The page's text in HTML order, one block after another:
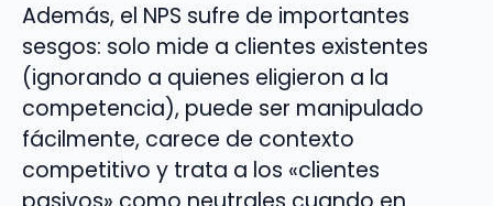
Además, el NPS sufre de importantes
sesgos: solo mide a clientes existentes
(ignorando a quienes eligieron a la
competencia), puede ser manipulado
fácilmente, carece de contexto
competitivo y trata a los «clientes